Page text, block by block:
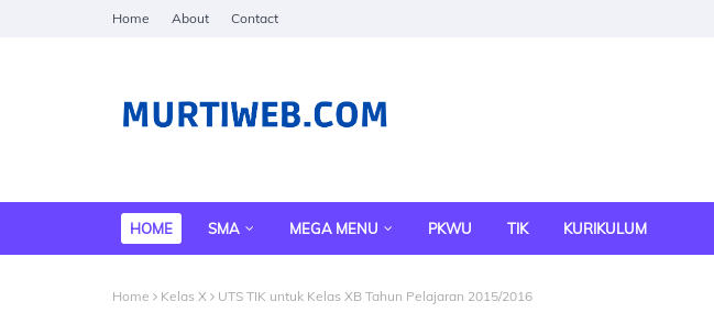
Home About Contact
HOME SMA MEGA MENU PKWU TIK KURIKULUM
Home Kelas X UTS TIK untuk Kelas XB Tahun Pelajaran 2015/2016